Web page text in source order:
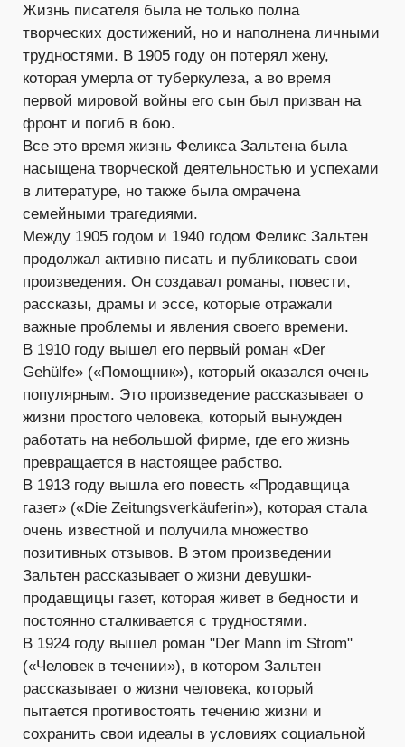
Жизнь писателя была не только полна
творческих достижений, но и наполнена личными
трудностями. В 1905 году он потерял жену,
которая умерла от туберкулеза, а во время
первой мировой войны его сын был призван на
фронт и погиб в бою.
Все это время жизнь Феликса Зальтена была
насыщена творческой деятельностью и успехами
в литературе, но также была омрачена
семейными трагедиями.
Между 1905 годом и 1940 годом Феликс Зальтен
продолжал активно писать и публиковать свои
произведения. Он создавал романы, повести,
рассказы, драмы и эссе, которые отражали
важные проблемы и явления своего времени.
В 1910 году вышел его первый роман «Der
Gehülfe» («Помощник»), который оказался очень
популярным. Это произведение рассказывает о
жизни простого человека, который вынужден
работать на небольшой фирме, где его жизнь
превращается в настоящее рабство.
В 1913 году вышла его повесть «Продавщица
газет» («Die Zeitungsverkäuferin»), которая стала
очень известной и получила множество
позитивных отзывов. В этом произведении
Зальтен рассказывает о жизни девушки-
продавщицы газет, которая живет в бедности и
постоянно сталкивается с трудностями.
В 1924 году вышел роман "Der Mann im Strom"
(«Человек в течении»), в котором Зальтен
рассказывает о жизни человека, который
пытается противостоять течению жизни и
сохранить свои идеалы в условиях социальной